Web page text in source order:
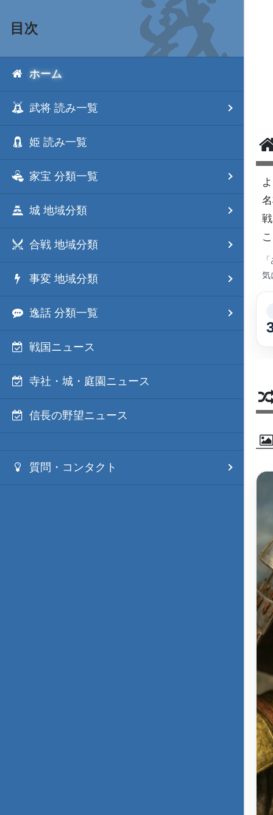
目次
ホーム
武将 読み一覧
姫 読み一覧
家宝 分類一覧
城 地域分類
合戦 地域分類
事変 地域分類
逸話 分類一覧
戦国ニュース
寺社・城・庭園ニュース
信長の野望ニュース
質問・コンタクト
気